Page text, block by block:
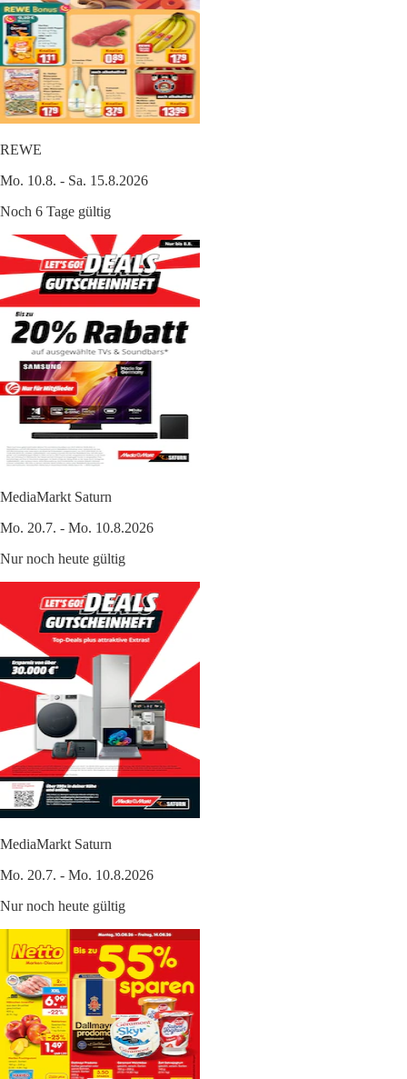
REWE
Mo. 10.8. - Sa. 15.8.2026
Noch 6 Tage gültig
MediaMarkt Saturn
Mo. 20.7. - Mo. 10.8.2026
Nur noch heute gültig
MediaMarkt Saturn
Mo. 20.7. - Mo. 10.8.2026
Nur noch heute gültig